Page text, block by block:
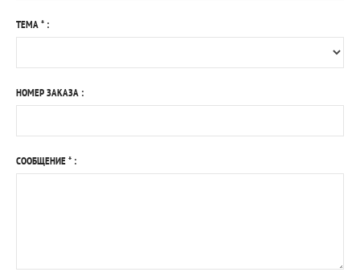
ТЕМА* :
НОМЕР ЗАКАЗА :
СООБЩЕНИЕ* :